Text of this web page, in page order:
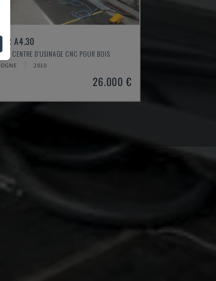
A4.30
- CENTRE D'USINAGE CNC POUR BOIS
2010
26.000 €